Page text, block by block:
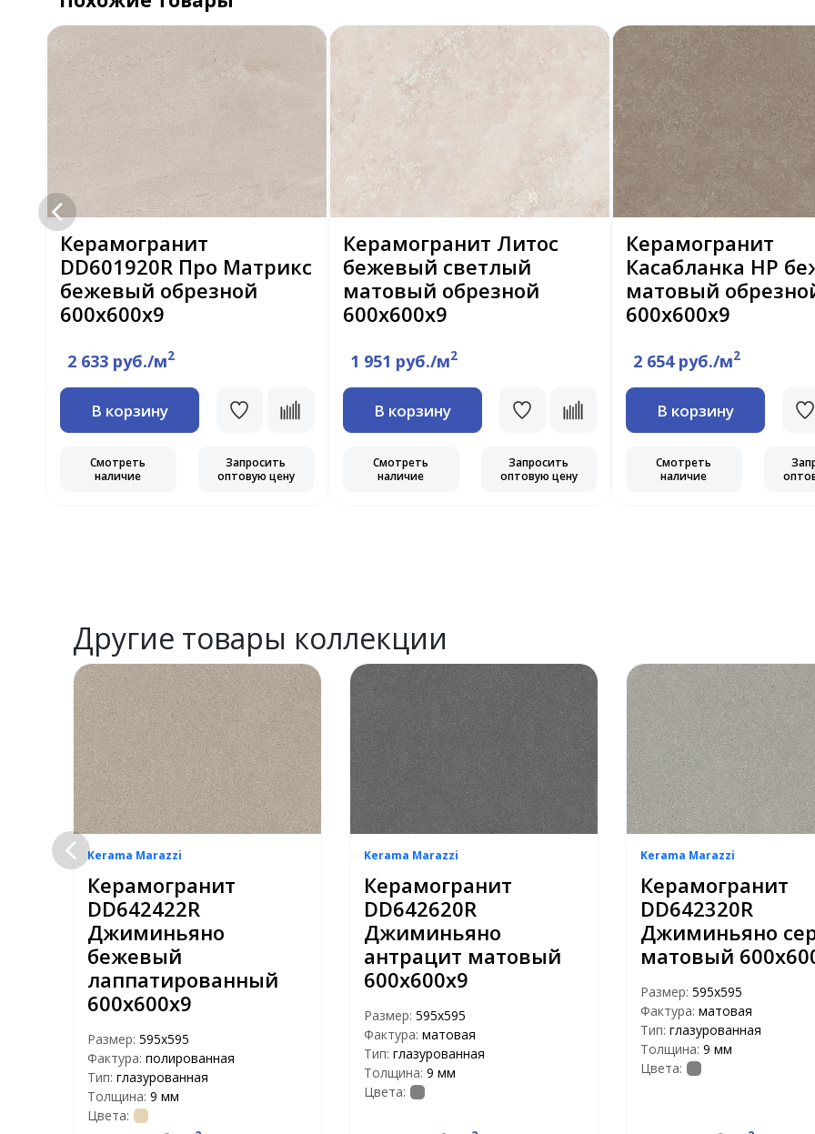
Керамогранит
DD601920R Про Матрикс
бежевый обрезной
600х600х9
2 633 руб./м2
В корзину
Смотреть
наличие
Запросить
оптовую цену
Керамогранит Литос
бежевый светлый
матовый обрезной
600x600x9
1 951 руб./м2
В корзину
Смотреть
наличие
Запросить
оптовую цену
Керамогранит
Касабланка HP
матовый
600x600x9
2 654 руб./м2
В корзину
Смотреть
наличие
Другие товары коллекции
Kerama Marazzi
Керамогранит
DD642422R
Джиминьяно
бежевый
лаппатированный
600х600х9
Размер: 595x595
Фактура: полированная
Тип: глазурованная
Толщина: 9 мм
Цвета:
Kerama Marazzi
Керамогранит
DD642620R
Джиминьяно
антрацит матовый
600х600х9
Размер: 595x595
Фактура: матовая
Тип: глазурованная
Толщина: 9 мм
Цвета:
Kerama Marazzi
Керамогранит
DD642320R
Джиминьяно
матовый
Размер: 595x595
Фактура: матовая
Тип: глазурованная
Толщина: 9 мм
Цвета: